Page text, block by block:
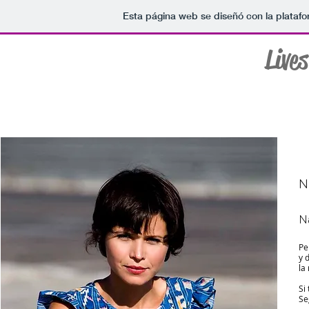
Esta página web se diseñó con la
y
la
Si